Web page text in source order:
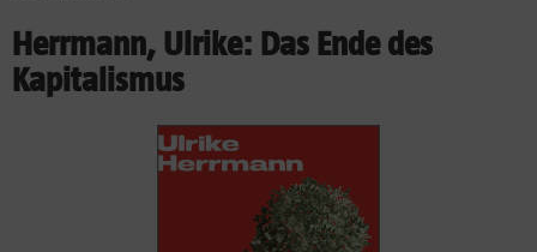
Herrmann, Ulrike: Das Ende des
Kapitalismus